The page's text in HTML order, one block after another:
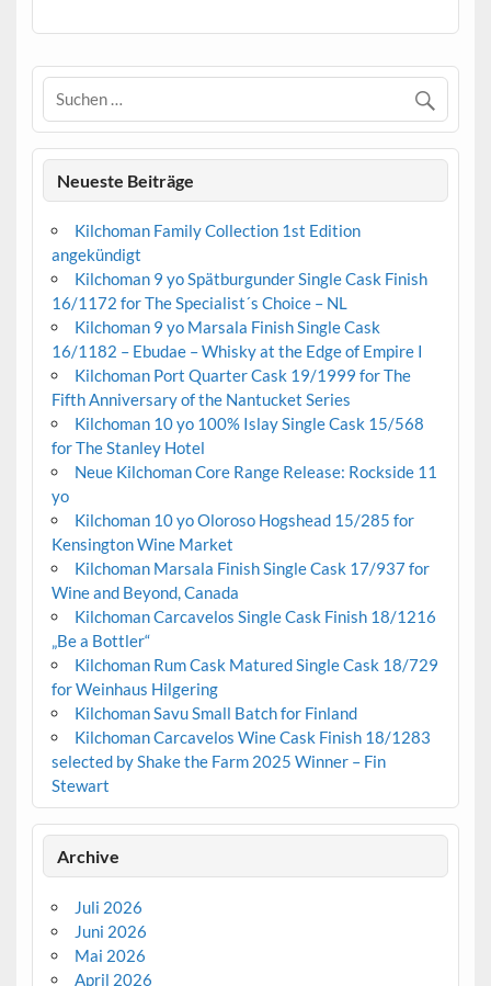
Neueste Beiträge
Kilchoman Family Collection 1st Edition
angekündigt
Kilchoman 9 yo Spätburgunder Single Cask Finish
16/1172 for The Specialist´s Choice – NL
Kilchoman 9 yo Marsala Finish Single Cask
16/1182 – Ebudae – Whisky at the Edge of Empire I
Kilchoman Port Quarter Cask 19/1999 for The
Fifth Anniversary of the Nantucket Series
Kilchoman 10 yo 100% Islay Single Cask 15/568
for The Stanley Hotel
Neue Kilchoman Core Range Release: Rockside 11
yo
Kilchoman 10 yo Oloroso Hogshead 15/285 for
Kensington Wine Market
Kilchoman Marsala Finish Single Cask 17/937 for
Wine and Beyond, Canada
Kilchoman Carcavelos Single Cask Finish 18/1216
„Be a Bottler“
Kilchoman Rum Cask Matured Single Cask 18/729
for Weinhaus Hilgering
Kilchoman Savu Small Batch for Finland
Kilchoman Carcavelos Wine Cask Finish 18/1283
selected by Shake the Farm 2025 Winner – Fin
Stewart
Archive
Juli 2026
Juni 2026
Mai 2026
April 2026